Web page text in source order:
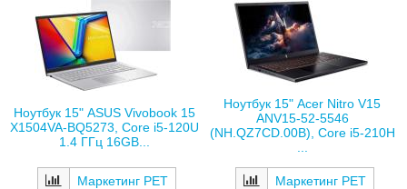
Ноутбук 15" ASUS Vivobook 15
X1504VA-BQ5273, Core i5-120U
1.4 ГГц 16GB...
Маркетинг РЕТ
Ноутбук 15" Acer Nitro V15
ANV15-52-5546
(NH.QZ7CD.00B), Core i5-210H
...
Маркетинг РЕТ